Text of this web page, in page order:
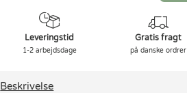
Leveringstid
1-2 arbejdsdage
Gratis fragt
på danske ordrer
Beskrivelse